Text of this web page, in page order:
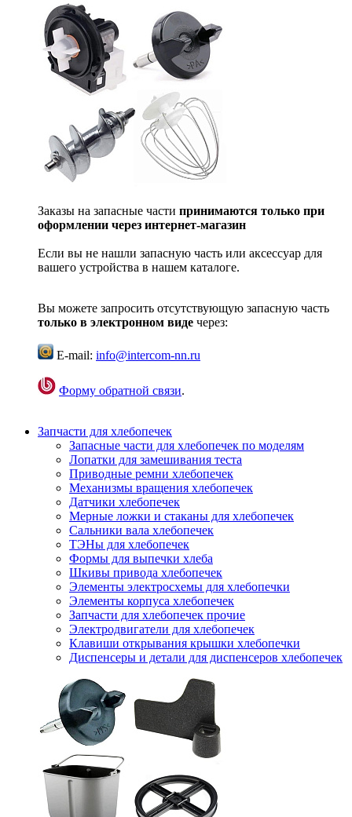
Заказы на запасные части принимаются только при
оформлении через интернет-магазин
Если вы не нашли запасную часть или аксессуар для
вашего устройства в нашем каталоге.
Вы можете запросить отсутствующую запасную часть
только в электронном виде через:
E-mail: info@intercom-nn.ru
Форму обратной связи.
Запчасти для хлебопечек
Запасные части для хлебопечек по моделям
Лопатки для замешивания теста
Приводные ремни хлебопечек
Механизмы вращения хлебопечек
Датчики хлебопечек
Мерные ложки и стаканы для хлебопечек
Сальники вала хлебопечек
ТЭНы для хлебопечек
Формы для выпечки хлеба
Шкивы привода хлебопечек
Элементы электросхемы для хлебопечки
Элементы корпуса хлебопечек
Запчасти для хлебопечек прочие
Электродвигатели для хлебопечек
Клавиши открывания крышки хлебопечки
Диспенсеры и детали для диспенсеров хлебопечек